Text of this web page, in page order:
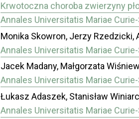
Krwotoczna choroba zwierzyny
Annales Universitatis Mariae
Monika Skowron, Jerzy Rzedzicki,
Annales Universitatis Mariae
Jacek Madany, Małgorzata
Annales Universitatis Mariae
Łukasz Adaszek, Stanisław
Annales Universitatis Mariae